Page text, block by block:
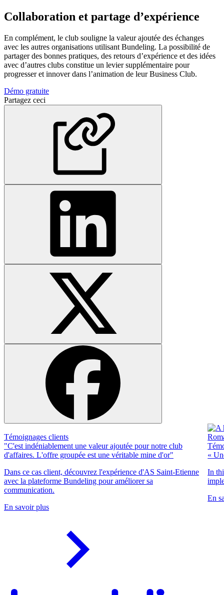
Collaboration et partage d’expérience
En complément, le club souligne la valeur ajoutée des échanges
avec les autres organisations utilisant Bundeling. La possibilité de
partager des bonnes pratiques, des retours d’expérience et des idées
avec d’autres clubs constitue un levier supplémentaire pour
progresser et innover dans l’animation de leur Business Club.
Démo gratuite
Partagez ceci
Témoignages clients
"C'est indéniablement une valeur ajoutée pour notre club
d'affaires. L'offre groupée est une véritable mine d'or"
Dans ce cas client, découvrez l'expérience d'AS Saint-Etienne
avec la plateforme Bundeling pour améliorer sa
communication.
En savoir plus
«
In
En